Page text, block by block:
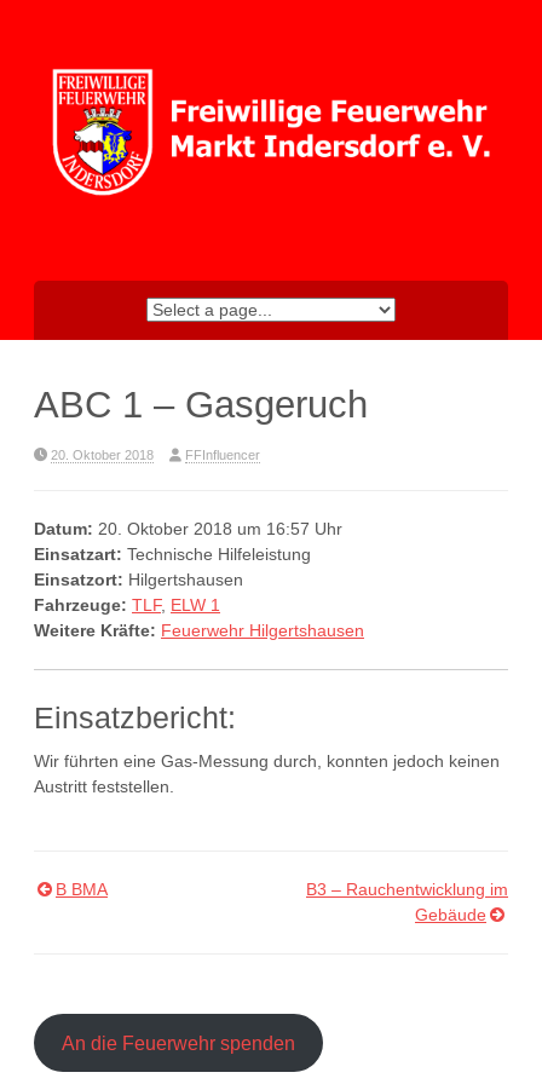
ABC 1 – Gasgeruch
20. Oktober 2018 FFInfluencer
Datum: 20. Oktober 2018 um 16:57 Uhr
Einsatzart: Technische Hilfeleistung
Einsatzort: Hilgertshausen
Fahrzeuge: TLF, ELW 1
Weitere Kräfte: Feuerwehr Hilgertshausen
Einsatzbericht:
Wir führten eine Gas-Messung durch, konnten jedoch keinen
Austritt feststellen.
Beitragsnavigation
B BMA
B3 – Rauchentwicklung im
Gebäude
An die Feuerwehr spenden